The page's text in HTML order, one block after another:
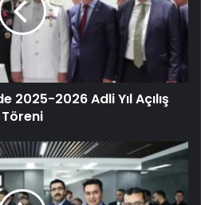
2025-2026 Adli Yıl Açılış
Töreni